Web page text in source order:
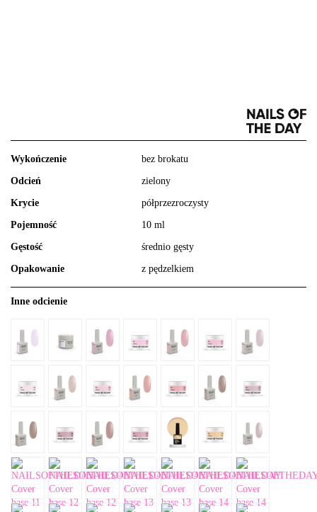
Wykończenie bez brokatu
Odcień zielony
Krycie półprzezroczysty
Pojemność 10 ml
Gęstość średnio gęsty
Opakowanie z pędzelkiem
Inne odcienie